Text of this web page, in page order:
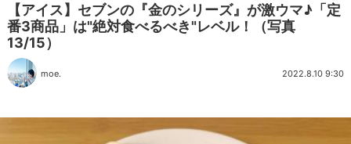
【アイス】セブンの『金のシリーズ』が激ウマ♪「定
番3商品」は"絶対食べるべき"レベル！（写真
13/15）
moe. 2022.8.10 9:30